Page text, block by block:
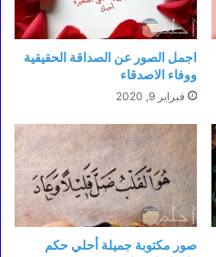
اجمل الصور عن الصداقة الحقيقية
ووفاء الاصدقاء
فبراير 9, 2020
صور مكتوبة جميلة أحلي حكم